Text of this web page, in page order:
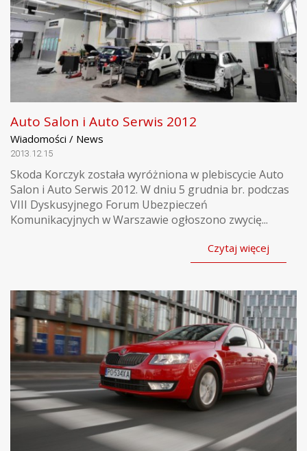
Auto Salon i Auto Serwis 2012
Wiadomości / News
2013.12.15
Skoda Korczyk została wyróżniona w plebiscycie Auto
Salon i Auto Serwis 2012. W dniu 5 grudnia br. podczas
VIII Dyskusyjnego Forum Ubezpieczeń
Komunikacyjnych w Warszawie ogłoszono zwycię...
Czytaj więcej